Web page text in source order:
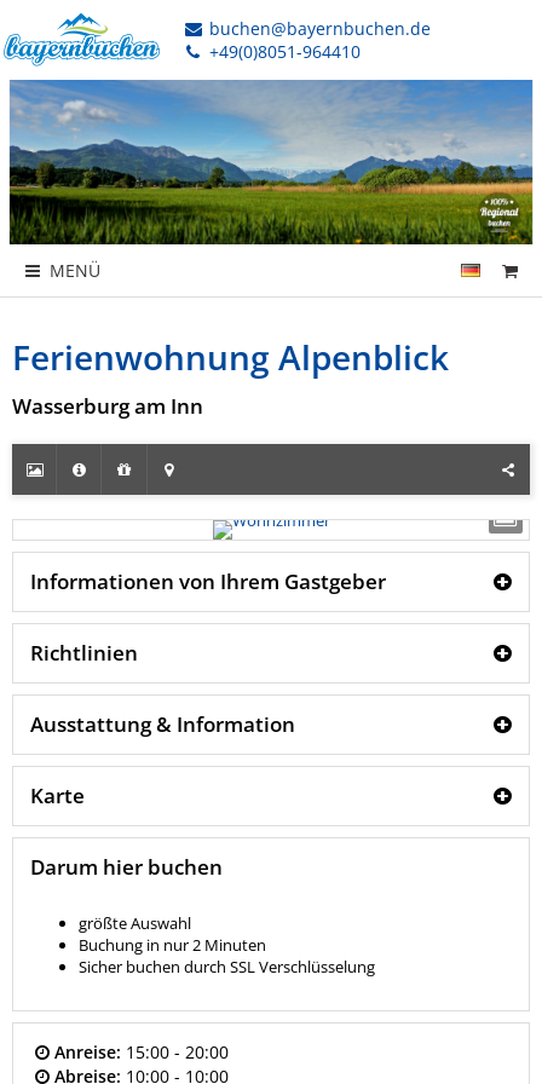
buchen@bayernbuchen.de
+49(0)8051-964410
MENÜ
Ferienwohnung Alpenblick
Wasserburg am Inn
Informationen von Ihrem Gastgeber
Richtlinien
Ausstattung & Information
Karte
Darum hier buchen
größte Auswahl
Buchung in nur 2 Minuten
Sicher buchen durch SSL Verschlüsselung
Anreise: 15:00 - 20:00
Abreise: 10:00 - 10:00